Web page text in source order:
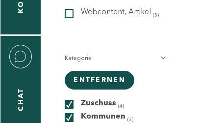
CHAT
Webcontent, Artikel (5)
Kategorie
ENTFERNEN
Zuschuss (4)
Kommunen (3)